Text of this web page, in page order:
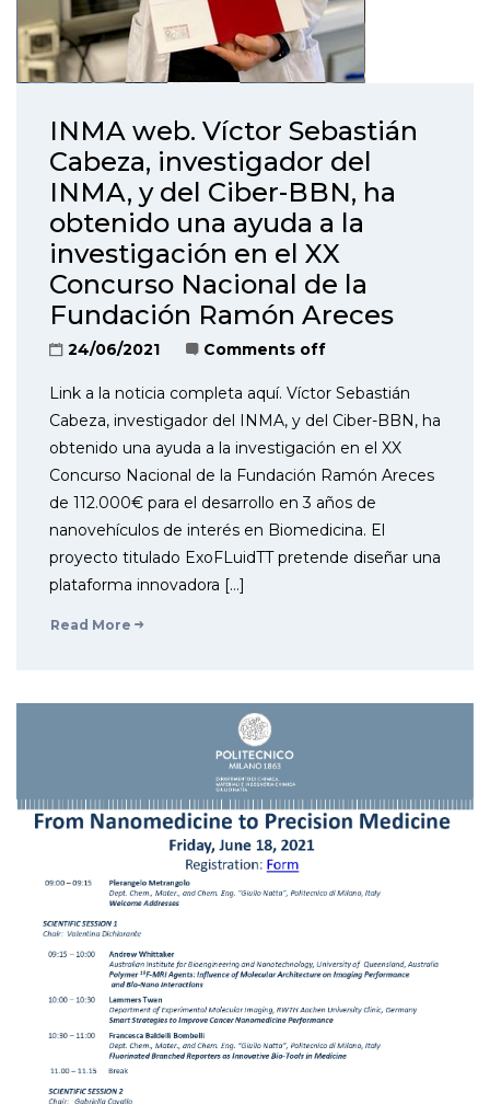
INMA web. Víctor Sebastián
Cabeza, investigador del
INMA, y del Ciber-BBN, ha
obtenido una ayuda a la
investigación en el XX
Concurso Nacional de la
Fundación Ramón Areces
24/06/2021 Comments off
Link a la noticia completa aquí. Víctor Sebastián
Cabeza, investigador del INMA, y del Ciber-BBN, ha
obtenido una ayuda a la investigación en el XX
Concurso Nacional de la Fundación Ramón Areces
de 112.000€ para el desarrollo en 3 años de
nanovehículos de interés en Biomedicina. El
proyecto titulado ExoFLuidTT pretende diseñar una
plataforma innovadora […]
Read More